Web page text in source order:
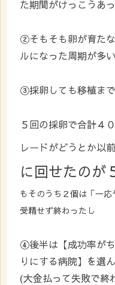
た期間がけっこうあっ
②そもそも卵が育た
ルになった周期が多い
③採卵しても移植ま
５回の採卵で合計４
レードがどうとか以
に回せたのが
もそのうち２個は「一
受精せず終わったし
④後半は【成功率が
りにする病院】を選
(大金払って失敗で終